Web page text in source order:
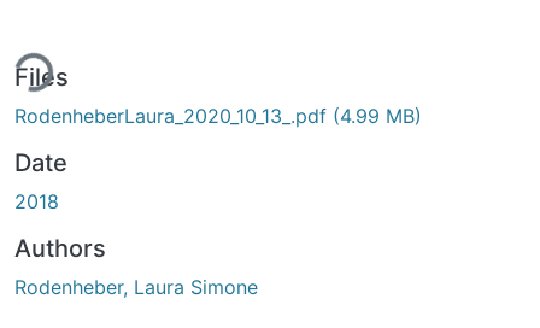
Files
RodenheberLaura_2020_10_13_.pdf (4.99 MB)
Date
2018
Authors
Rodenheber, Laura Simone